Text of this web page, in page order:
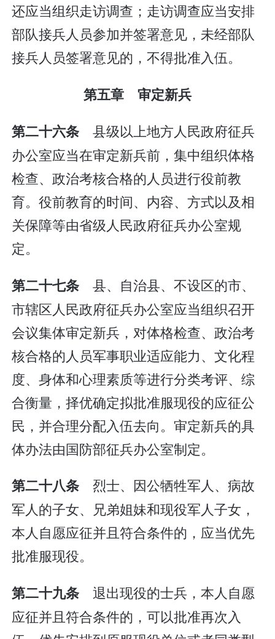
还应当组织走访调查；走访调查应当安排
部队接兵人员参加并签署意见，未经部队
接兵人员签署意见的，不得批准入伍。
第五章 审定新兵
第二十六条 县级以上地方人民政府征兵
办公室应当在审定新兵前，集中组织体格
检查、政治考核合格的人员进行役前教
育。役前教育的时间、内容、方式以及相
关保障等由省级人民政府征兵办公室规
定。
第二十七条 县、自治县、不设区的市、
市辖区人民政府征兵办公室应当组织召开
会议集体审定新兵，对体格检查、政治考
核合格的人员军事职业适应能力、文化程
度、身体和心理素质等进行分类考评、综
合衡量，择优确定拟批准服现役的应征公
民，并合理分配入伍去向。审定新兵的具
体办法由国防部征兵办公室制定。
第二十八条 烈士、因公牺牲军人、病故
军人的子女、兄弟姐妹和现役军人子女，
本人自愿应征并且符合条件的，应当优先
批准服现役。
第二十九条 退出现役的士兵，本人自愿
应征并且符合条件的，可以批准再次入